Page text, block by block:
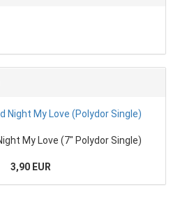
My Love (7" Polydor Single)
3,90 EUR